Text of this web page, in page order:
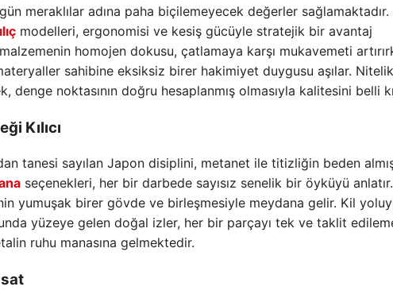
meraklılar adına paha biçilemeyecek değerler sağlamaktadır.
modelleri, ergonomisi ve kesiş gücüyle stratejik bir avantaj
homojen dokusu, çatlamaya karşı mukavemeti
sahibine eksiksiz birer hakimiyet duygusu aşılar.
denge noktasının doğru hesaplanmış olmasıyla kalitesini belli
Kılıcı
tanesi sayılan Japon disiplini, metanet ile titizliğin beden
seçenekleri, her bir darbede sayısız senelik bir öyküyü
yumuşak birer gövde ve birleşmesiyle meydana gelir. Kil
yüzeye gelen doğal izler, her bir parçayı tek ve taklit
ruhu manasına gelmektedir.